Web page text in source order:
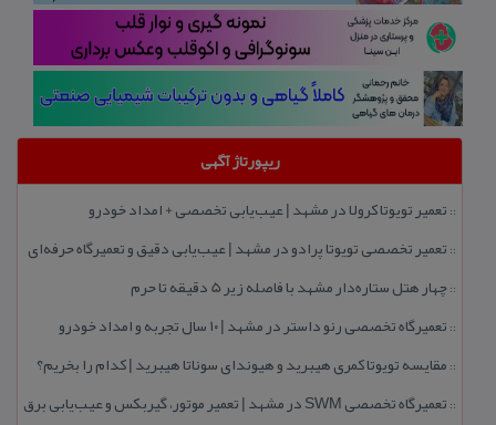
ریپورتاژ آگهی
:: تعمیر تویوتا كرولا در مشهد | عیب‌یابی تخصصی + امداد خودرو
:: تعمیر تخصصی تویوتا پرادو در مشهد | عیب‌یابی دقیق و تعمیرگاه حرفه‌ای
::چهار هتل‌ ستاره‌دار مشهد با فاصله زیر 5 دقیقه تا حرم
:: تعمیرگاه تخصصی رنو داستر در مشهد | ۱۰ سال تجربه و امداد خودرو
:: مقایسه تویوتا كمری هیبرید و هیوندای سوناتا هیبرید | كدام را بخریم؟
:: تعمیرگاه تخصصی SWM در مشهد | تعمیر موتور، گیربكس و عیب‌یابی برق